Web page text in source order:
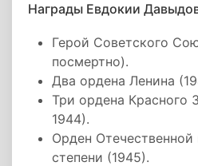
Награды Евдокии
Герой Советского
посмертно).
Два ордена Ленина
Три ордена Красного
1944).
Орден Отечественной
степени (1945).